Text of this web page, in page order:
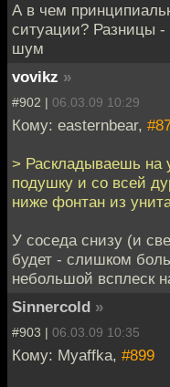
А в чем
ситуации? Разницы -
шум
vovikz »
#902 | 06.03.09 10:29
Кому: easternbear,
> Раскладываешь на
подушку и со всей
ниже фонтан из
У соседа снизу (и
будет - слишком
небольшой всплеск
Sinnercold »
#903 | 06.03.09 10:35
Кому: Myaffka, #899